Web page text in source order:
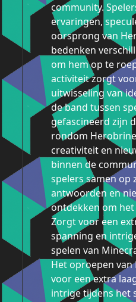
community.
ervaringen,
oorsprong van
bedenken
om hem op te
activiteit zorgt
uitwisseling van
de band tussen
gefascineerd zijn
rondom
creativiteit en
binnen de
spelers samen op
antwoorden en
ontdekken om
Zorgt voor een
spanning en
spelen van
Het oproepen
voor een extra
intrige tijdens het